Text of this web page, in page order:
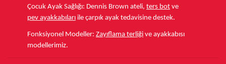
Çocuk Ayak Sağlığı: Dennis Brown ateli, ters bot ve
pev ayakkabıları ile çarpık ayak tedavisine destek.
Fonksiyonel Modeller: Zayıflama terliği ve ayakkabısı
modellerimiz.